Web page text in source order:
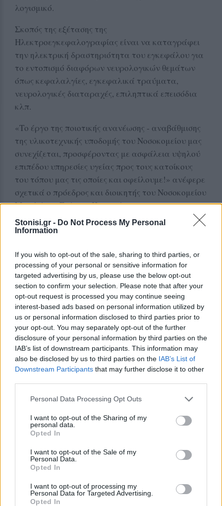
Stonisi.gr - Do Not Process My Personal
Information
If you wish to opt-out of the sale, sharing to third parties, or
processing of your personal or sensitive information for
targeted advertising by us, please use the below opt-out
section to confirm your selection. Please note that after your
opt-out request is processed you may continue seeing
interest-based ads based on personal information utilized by
us or personal information disclosed to third parties prior to
your opt-out. You may separately opt-out of the further
disclosure of your personal information by third parties on the
IAB’s list of downstream participants. This information may
also be disclosed by us to third parties on the IAB’s List of
Downstream Participants that may further disclose it to other
Personal Data Processing Opt Outs
I want to opt-out of the Sharing of my
personal data.
Opted In
I want to opt-out of the Sale of my
Personal Data.
Opted In
I want to opt-out of processing my
Personal Data for Targeted Advertising.
Opted In
λογισμικό.
Σκοπός της εξέτασης της
Ηλεκτροεγκεφαλογραφίας είναι να καταγράφει
την ηλεκτρική δραστηριότητα του εγκεφάλου για
το εντοπισμό διαφόρων νευρολογικών θεμάτων
όπως κεφαλαλγίες, εγκεφαλικά τραύματα,
νευρολογικές διαταραχές, επιληπτικά επεισόδια
κλπ.
«Το έργο της ποιοτικής ανανέωσης - αναβάθμισης
της υλικοτεχνικής υποδομής του Νοσοκομείου μας
συνεχίζεται, προσφέροντας με ασφάλεια υψηλού
επιπέδου υπηρεσίες υγείας προς τους κατοίκους
του τόπου μας τις οποίες και οφείλουμε!» ανέφερε
σχετικά ο πρόεδρος και διοικητής του Νοσοκομείου
Μυτιλήνης, Γιώργος Καμπούρης.
Δείτε περισσότερα άρθρα μας στα αποτελέσματα
Add stonisi.gr on Google ↗
ΣΤΗΝ ΙΔΙΑ ΚΑΤΗΓΟΡΙΑ
ΑΣΤΥΝΟΜΙΑ
Δικογραφία σε βάρος 23χρονου
για τροχαίο στην Πέτρα
Το αυτοκίνητο προσέκρουσε σε
περίφραξη και προστατευτικές
μπάρες – Ο οδηγός φέρεται να
εγκατέλειψε το σημείο
ΕΚΠΑΙΔΕΥΣΗ
Εκπαιδευτικοί του Πρότυπου
ΓΕΛ Μυτιλήνης σε πρόγραμμα
Erasmus+ στην Κρακοβία
Επιμόρφωση σε σύγχρονες
παιδαγωγικές μεθόδους,
εφαρμογές τεχνητής νοημοσύνης
και πρακτικές συμπεριληπτικής
εκπαίδευσης